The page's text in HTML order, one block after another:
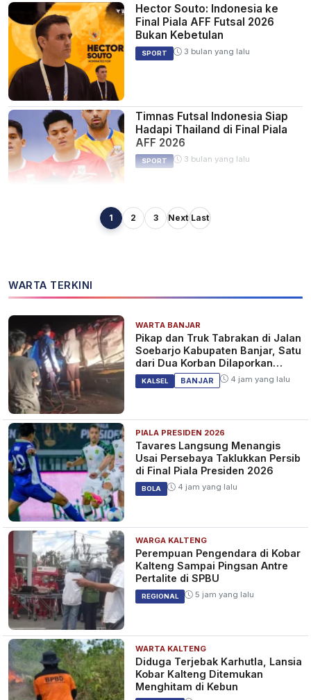
Hector Souto: Indonesia ke
Final Piala AFF Futsal 2026
Bukan Kebetulan
SPORT 3 bulan yang lalu
Timnas Futsal Indonesia Siap
Hadapi Thailand di Final Piala
AFF 2026
SPORT 3 bulan yang lalu
Indonesia ke Final Piala AFF
Jadwal Semifinal Piala AFF
Futsal 2026: Indonesia vs
Vietnam, Kick-off 17.00 WIB
SPORT 3 bulan yang lalu
Indonesia Pastikan Semifinal
Piala AFF Futsal 2026, Tantang
Australia di Laga Penentuan
SPORT 4 bulan yang lalu
Timnas Futsal Indonesia
Sukses Menumbangkan Brunei
Darussalam Tujuh Gol Tanpa
Balas
SPORT 4 bulan yang lalu
14 Pemain Timnas Futsal
Indonesia Terbang ke Thailand
untuk Piala AFF 2026
1 2 3 Next Last
WARTA TERKINI
WARTA BANJAR
Pikap dan Truk Tabrakan di Jalan
Soebarjo Kabupaten Banjar, Satu
dari Dua Korban Dilaporkan
Tewas
KALSEL BANJAR 4 jam yang lalu
PIALA PRESIDEN 2026
Tavares Langsung Menangis
Usai Persebaya Taklukkan Persib
di Final Piala Presiden 2026
BOLA 4 jam yang lalu
WARGA KALTENG
Perempuan Pengendara di Kobar
Kalteng Sampai Pingsan Antre
Pertalite di SPBU
REGIONAL 5 jam yang lalu
WARTA KALTENG
Diduga Terjebak Karhutla, Lansia
Kobar Kalteng Ditemukan
Menghitam di Kebun